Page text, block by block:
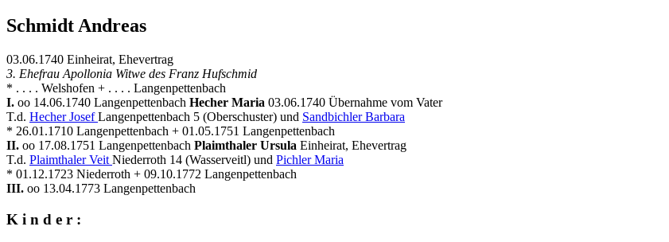
Schmidt Andreas
03.06.1740 Einheirat, Ehevertrag
3. Ehefrau Apollonia Witwe des Franz Hufschmid
* . . . . Welshofen + . . . . Langenpettenbach
I. oo 14.06.1740 Langenpettenbach Hecher Maria 03.06.1740 Übernahme vom Vater
T.d. Hecher JosefLangenpettenbach 5 (Oberschuster) und Sandbichler Barbara
* 26.01.1710 Langenpettenbach + 01.05.1751 Langenpettenbach
II. oo 17.08.1751 Langenpettenbach Plaimthaler Ursula Einheirat, Ehevertrag
T.d. Plaimthaler Veit Niederroth 14 (Wasserveitl) und Pichler Maria
* 01.12.1723 Niederroth + 09.10.1772 Langenpettenbach
III. oo 13.04.1773 Langenpettenbach
K i n d e r :